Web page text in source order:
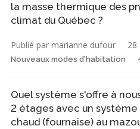
la masse thermique des
climat du Québec ?
Publié par marianne dufour 28
Nouveaux modes d'habitation
Quel système s'offre à
2 étages avec un
chaud (fournaise) au